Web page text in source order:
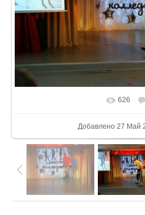
В реальном размере
626
Добавлено27 Май